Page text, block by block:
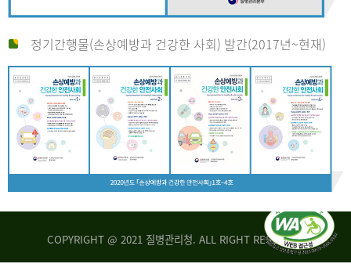
정기간행물(손상예방과 건강한 사회) 발간(2017년~현재)
COPYRIGHT @ 2021 질병관리청. ALL RIGHT RESERVED